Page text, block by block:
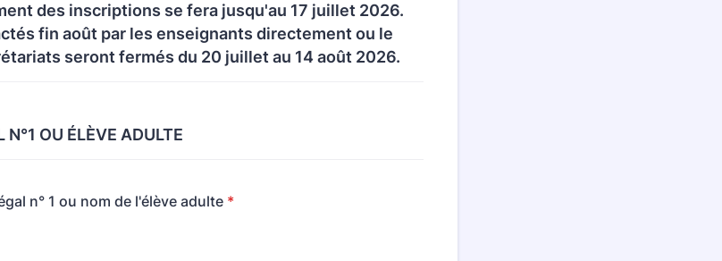
des inscriptions se fera jusqu'au 17 juillet 2026.
fin août par les enseignants directement ou le
seront fermés du 20 juillet au 14 août 2026.
OU ÉLÈVE ADULTE
n° 1 ou nom de l'élève adulte *